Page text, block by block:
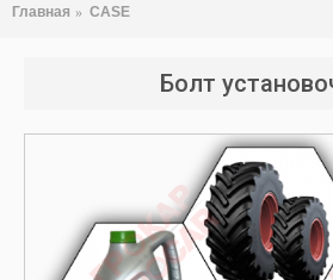
Главная CASE
Болт